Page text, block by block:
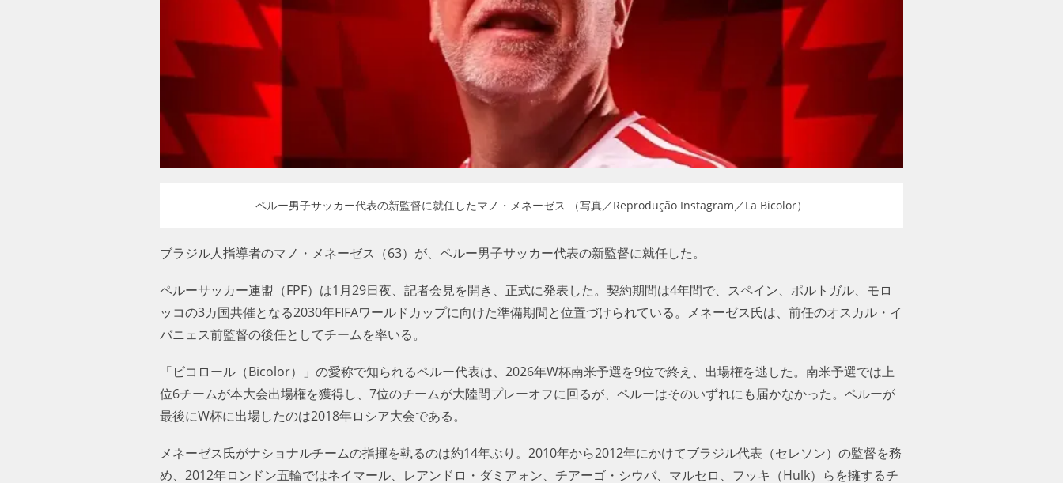
ペルー男子サッカー代表の新監督に就任したマノ・メネーゼス （写真／Reprodução Instagram／La Bicolor）
ブラジル人指導者のマノ・メネーゼス（63）が、ペルー男子サッカー代表の新監督に就任した。
ペルーサッカー連盟（FPF）は1月29日夜、記者会見を開き、正式に発表した。契約期間は4年間で、スペイン、ポルトガル、モロ
ッコの3カ国共催となる2030年FIFAワールドカップに向けた準備期間と位置づけられている。メネーゼス氏は、前任のオスカル・
イバニェス前監督の後任としてチームを率いる。
「ビコロール（Bicolor）」の愛称で知られるペルー代表は、2026年W杯南米予選を9位で終え、出場権を逃した。南米予選では上
位6チームが本大会出場権を獲得し、7位のチームが大陸間プレーオフに回るが、ペルーはそのいずれにも届かなかった。ペルーが
最後にW杯に出場したのは2018年ロシア大会である。
メネーゼス氏がナショナルチームの指揮を執るのは約14年ぶり。2010年から2012年にかけてブラジル代表（セレソン）の監督を務
め、2012年ロンドン五輪ではネイマール、レアンドロ・ダミアォン、チアーゴ・シウバ、マルセロ、フッキ（Hulk）らを擁するチ